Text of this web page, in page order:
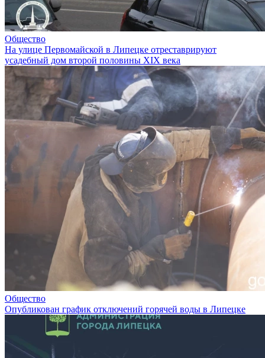
Общество
На улице Первомайской в Липецке отреставрируют
усадебный дом второй половины XIX века
Общество
Опубликован график отключений горячей воды в Липецке